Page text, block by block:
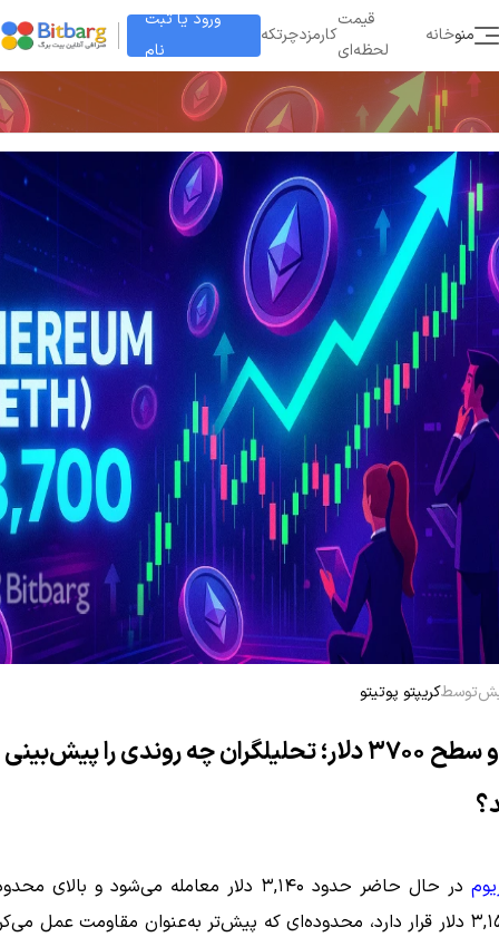
ورود یا ثبت
نام
چرتکهکارمزد
قیمت
لحظه‌ای
خانهمنو
توسطکریپتو پوتیتو
اتریوم و سطح ۳۷۰۰ دلار؛ تحلیلگران چه روندی را پیش‌بینی
در حال حاضر حدود ۳,۱۴۰ دلار معامله می‌شود و
۳,۰۵۰–۳,۱۵۰ دلار قرار دارد، محدوده‌ای که پیش‌تر به‌عنوان مقاومت عمل